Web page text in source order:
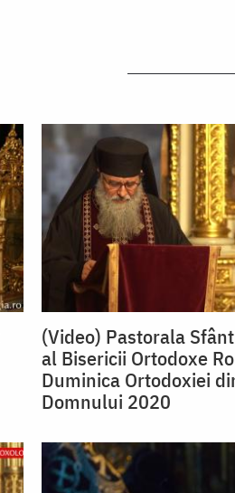
(Video) Pastorala
al Bisericii Ortodoxe
Duminica Ortodoxiei
Domnului 2020